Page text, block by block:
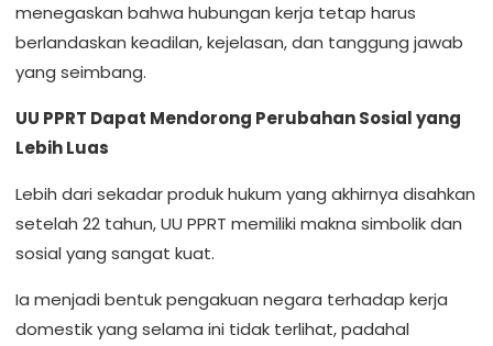
menegaskan bahwa hubungan kerja tetap harus
berlandaskan keadilan, kejelasan, dan tanggung jawab
yang seimbang.
UU PPRT Dapat Mendorong Perubahan Sosial yang
Lebih Luas
Lebih dari sekadar produk hukum yang akhirnya disahkan
setelah 22 tahun, UU PPRT memiliki makna simbolik dan
sosial yang sangat kuat.
Ia menjadi bentuk pengakuan negara terhadap kerja
domestik yang selama ini tidak terlihat, padahal